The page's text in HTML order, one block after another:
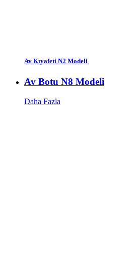
Av Kıyafeti N2 Modeli
Av Botu N8 Modeli
Daha Fazla